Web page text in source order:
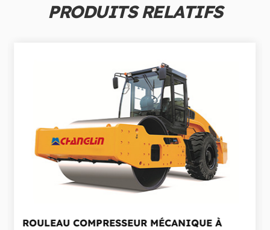
PRODUITS RELATIFS
ROULEAU COMPRESSEUR MÉCANIQUE À